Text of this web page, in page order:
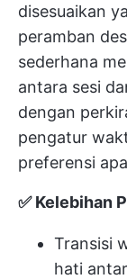
disesuaikan
peramban
sederhana
antara sesi
dengan
pengatur
preferensi
✅ Kelebihan
Transisi
hati